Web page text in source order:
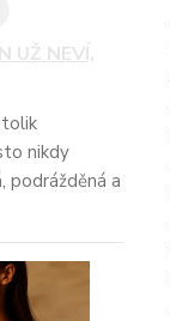
UŽ NEVÍ,
nikdy
podrážděná a